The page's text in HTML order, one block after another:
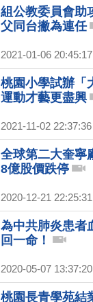
組公教委員會助
父同台撇為連任
2021-01-06 20:45:17
桃園小學試辦「
運動才藝更盡興
2021-11-02 22:37:36
全球第二大奎寧
8億股價跌停
2020-12-21 22:25:31
為中共肺炎患者
回一命！
2020-05-07 13:37:20
桃園長青學苑結